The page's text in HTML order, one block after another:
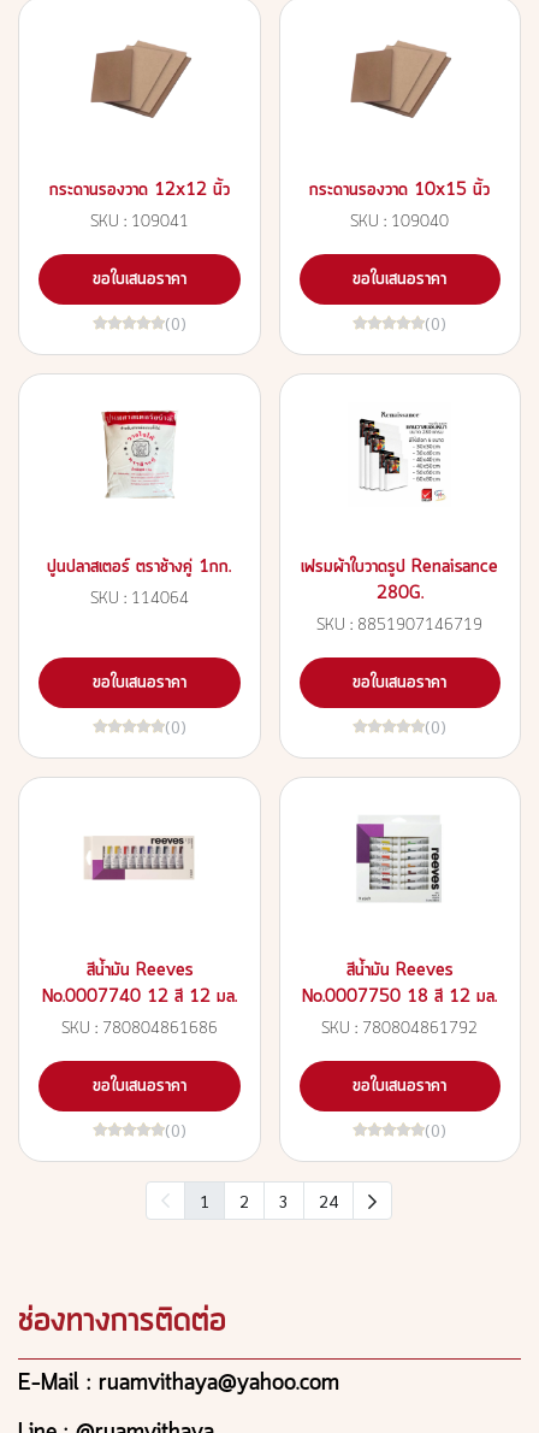
กระดานรองวาด 12x12 นิ้ว
SKU : 109041
ขอใบเสนอราคา
(0)
กระดานรองวาด 10x15 นิ้ว
SKU : 109040
ขอใบเสนอราคา
(0)
ปูนปลาสเตอร์ ตราช้างคู่ 1กก.
SKU : 114064
ขอใบเสนอราคา
(0)
เฟรมผ้าใบวาดรูป Renaisance
280G.
SKU : 8851907146719
ขอใบเสนอราคา
(0)
สีน้ำมัน Reeves
No.0007740 12 สี 12 มล.
SKU : 780804861686
ขอใบเสนอราคา
(0)
สีน้ำมัน Reeves
No.0007750 18 สี 12 มล.
SKU : 780804861792
ขอใบเสนอราคา
(0)
1 2 3 24
ช่องทางการติดต่อ
E-Mail : ruamvithaya@yahoo.com